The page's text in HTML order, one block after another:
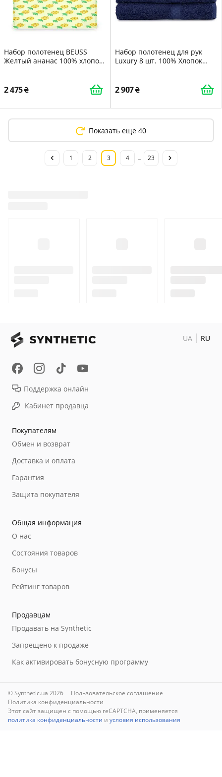
Набор полотенец BEUSS
Желтый ананас 100% хлопок
салфетка) для девочек детей
2 475
Набор полотенец для рук
Luxury 8 шт. 100% Хлопок
2 907
Показать еще 40
1 2 3 4 23
Покупателям
Обмен и возврат
Доставка и оплата
Гарантия
Защита покупателя
Общая информация
О нас
Состояния товаров
Бонусы
Рейтинг товаров
Продавцам
Продавать на Synthetic
Запрещено к продаже
Как активировать бонусную программу
Поддержка онлайн
Кабинет продавца
© Synthetic.ua 2026
Пользовательское соглашение
Политика конфиденциальности
Этот сайт защищен с помощью reCAPTCHA, применяется
политика конфиденциальности и условия использования
UA RU